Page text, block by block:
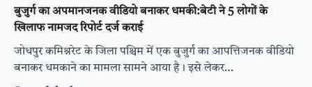
बुजुर्ग का अपमानजनक वीडियो बनाकर धमकी:बेटी ने 5 लोगों के
खिलाफ नामजद रिपोर्ट दर्ज कराई
जोधपुर कमिश्नरेट के जिला पश्चिम में एक बुजुर्ग का आपत्तिजनक वीडियो
बनाकर धमकाने का मामला सामने आया है। इसे लेकर…